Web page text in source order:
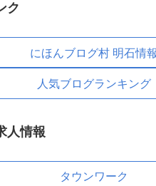
ク
にほんブログ村 明石情報
人気ブログランキング
人情報
タウンワーク